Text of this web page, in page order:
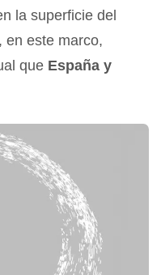
la superficie del
, en este marco,
que España y